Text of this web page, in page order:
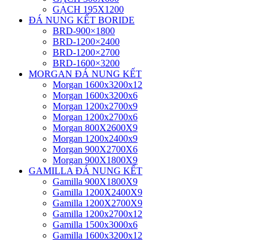
GẠCH 195X1200
ĐÁ NUNG KẾT BORIDE
BRD-900×1800
BRD-1200×2400
BRD-1200×2700
BRD-1600×3200
MORGAN ĐÁ NUNG KẾT
Morgan 1600x3200x12
Morgan 1600x3200x6
Morgan 1200x2700x9
Morgan 1200x2700x6
Morgan 800X2600X9
Morgan 1200x2400x9
Morgan 900X2700X6
Morgan 900X1800X9
GAMILLA ĐÁ NUNG KẾT
Gamilla 900X1800X9
Gamilla 1200X2400X9
Gamilla 1200X2700X9
Gamilla 1200x2700x12
Gamilla 1500x3000x6
Gamilla 1600x3200x12